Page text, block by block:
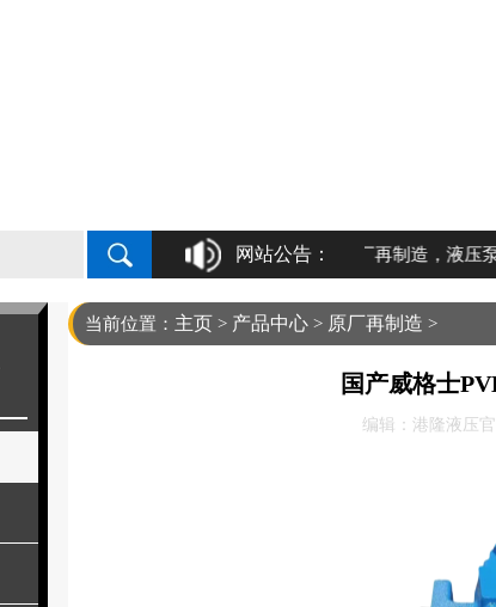
网站公告：
液压泵原厂再制造，液压泵维修，
当前位置： 主页 > 产品中心 > 原厂再制造 >
国产威格士
编辑：港隆液压官